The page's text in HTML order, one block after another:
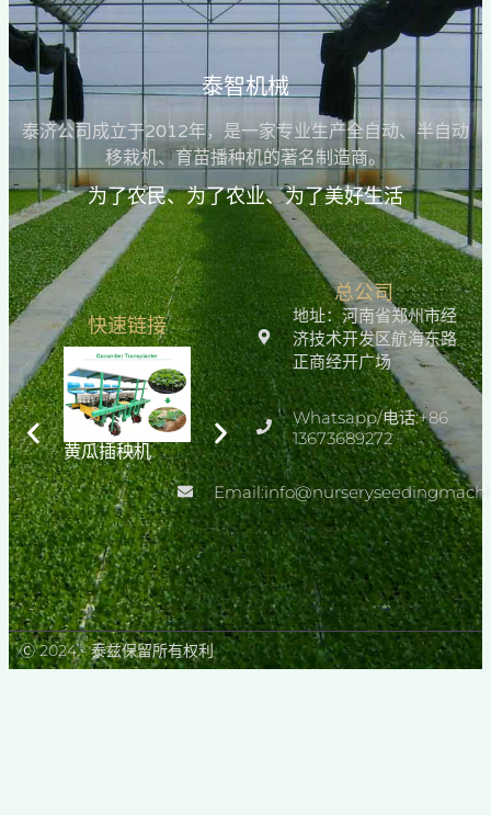
泰智机械
泰济公司成立于2012年，是一家专业生产全自动、半自动
移栽机、育苗播种机的著名制造商。
为了农民、为了农业、为了美好生活
快速链接
黄瓜插秧机
Automatic
Seedling
Production
Line
温室播种蔬菜育
苗播种机
总公司
地址：河南省郑州市经
济技术开发区航海东路
正商经开广场
Whatsapp/电话:+86
13673689272
Ⓒ 2024 - 泰兹保留所有权利